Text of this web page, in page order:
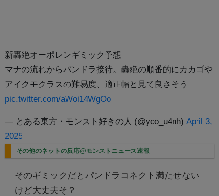
新轟絶オーポレンギミック予想
マナの流れからパンドラ接待。轟絶の順番的にカカゴや
アイクモクラスの難易度、適正幅と見て良さそう
pic.twitter.com/aWoi14WgOo
— とある東方・モンスト好きの人 (@yco_u4nh) April 3,
2025
その他のネットの反応@モンストニュース速報
そのギミックだとパンドラコネクト満たせない
けど大丈夫そ？